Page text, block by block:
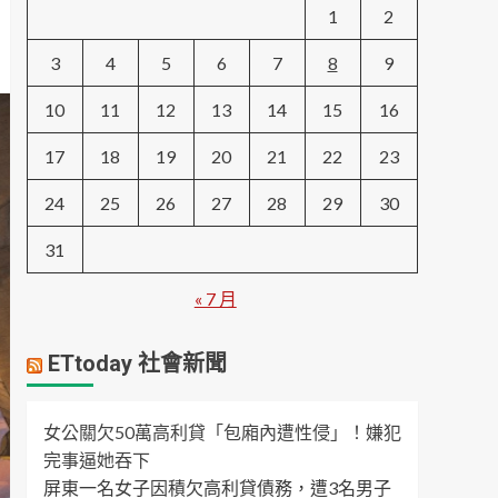
1 2
3 4 5 6 7 8 9
10 11 12 13 14 15 16
17 18 19 20 21 22 23
24 25 26 27 28 29 30
31
« 7 月
ETtoday 社會新聞
女公關欠50萬高利貸「包廂內遭性侵」！嫌犯
完事逼她吞下
屏東一名女子因積欠高利貸債務，遭3名男子